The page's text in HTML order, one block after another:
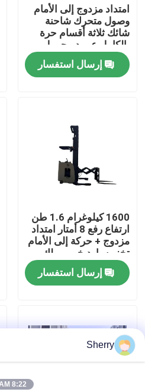
بيت
معلومات عنا
رقابة جودة
اتصل بنا
مدونة
امتداد مزدوج إلى الأمام
وصول متحرك شاحنة
شائك ثلاثة أقسام حرة
بالكامل عمود محمول
1500 كجم ارتفاع رفع 10
أمتار
إرسال استفسار
1600 كيلوغرام 1.6 طن
ارتفاع رفع 8 أمتار امتداد
مزدوج + حركة إلى الأمام
تخزين بارد خبير وملك
معالجة الممر الضيق
إرسال استفسار
Sherry
8:22 AM